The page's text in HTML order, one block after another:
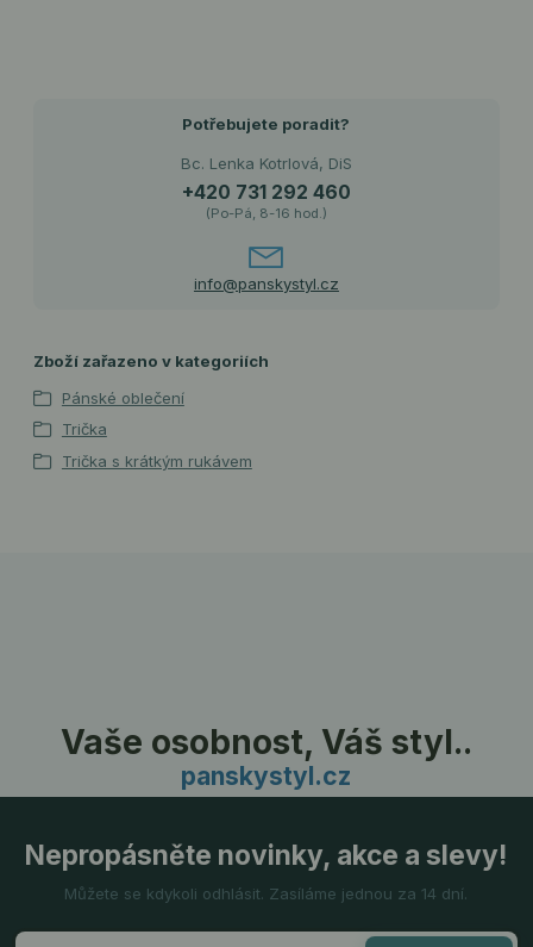
Potřebujete poradit?
Bc. Lenka Kotrlová, DiS
+420 731 292 460
(Po-Pá, 8-16 hod.)
info@panskystyl.cz
Zboží zařazeno v kategoriích
Pánské oblečení
Trička
Trička s krátkým rukávem
Vaše osobnost, Váš styl..
panskystyl.cz
Nepropásněte novinky, akce a slevy!
Můžete se kdykoli odhlásit. Zasíláme jednou za 14 dní.